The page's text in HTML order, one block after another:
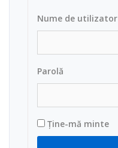
Nume de utilizator
Parolă
Ține-mă minte